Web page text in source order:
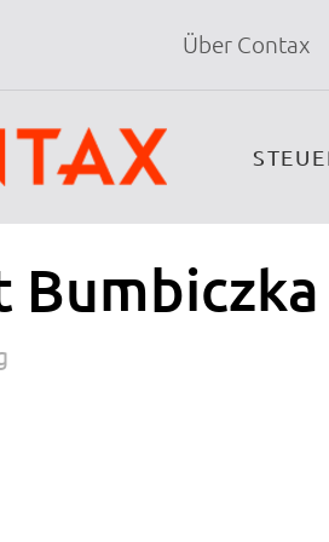
Über Contax
Bumbiczka